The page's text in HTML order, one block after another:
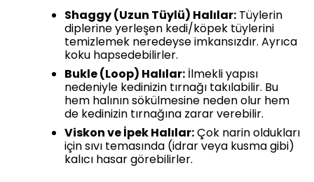
Shaggy (Uzun Tüylü) Halılar: Tüylerin
diplerine yerleşen kedi/köpek tüylerini
temizlemek neredeyse imkansızdır. Ayrıca
koku hapsedebilirler.
Bukle (Loop) Halılar: İlmekli yapısı
nedeniyle kedinizin tırnağı takılabilir. Bu
hem halının sökülmesine neden olur hem
de kedinizin tırnağına zarar verebilir.
Viskon ve İpek Halılar:Çok narin oldukları
için sıvı temasında (idrar veya kusma gibi)
kalıcı hasar görebilirler.